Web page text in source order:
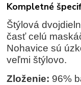
Kompletné
Štýlová
časť celú
Nohavice sú
veľmi štýlovo.
Zloženie: 96%